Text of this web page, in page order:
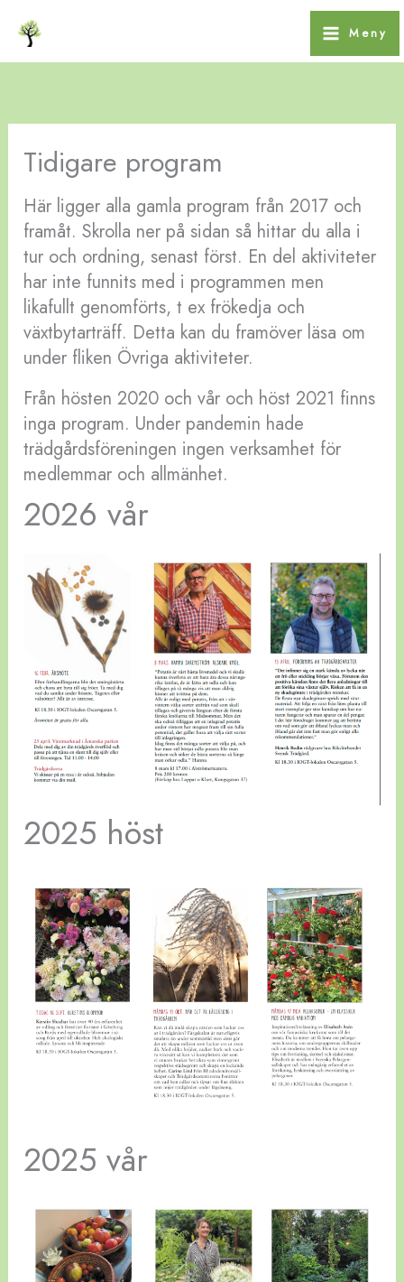
innehåll
Meny
Tidigare program
Här ligger alla gamla program från 2017 och
framåt. Skrolla ner på sidan så hittar du alla i
tur och ordning, senast först. En del aktiviteter
har inte funnits med i programmen men
likafullt genomförts, t ex frökedja och
växtbytarträff. Detta kan du framöver läsa om
under fliken Övriga aktiviteter.
Från hösten 2020 och vår och höst 2021 finns
inga program. Under pandemin hade
trädgårdsföreningen ingen verksamhet för
medlemmar och allmänhet.
2026 vår
2025 höst
2025 vår